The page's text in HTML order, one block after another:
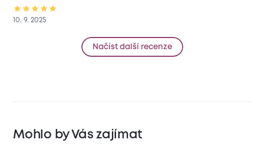
10. 9. 2025
Načíst další recenze
Mohlo by Vás zajímat